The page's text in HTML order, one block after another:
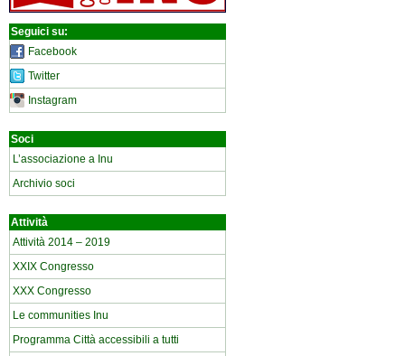
Seguici su:
Facebook
Twitter
Instagram
Soci
L’associazione a Inu
Archivio soci
Attività
Attività 2014 – 2019
XXIX Congresso
XXX Congresso
Le communities Inu
Programma Città accessibili a tutti